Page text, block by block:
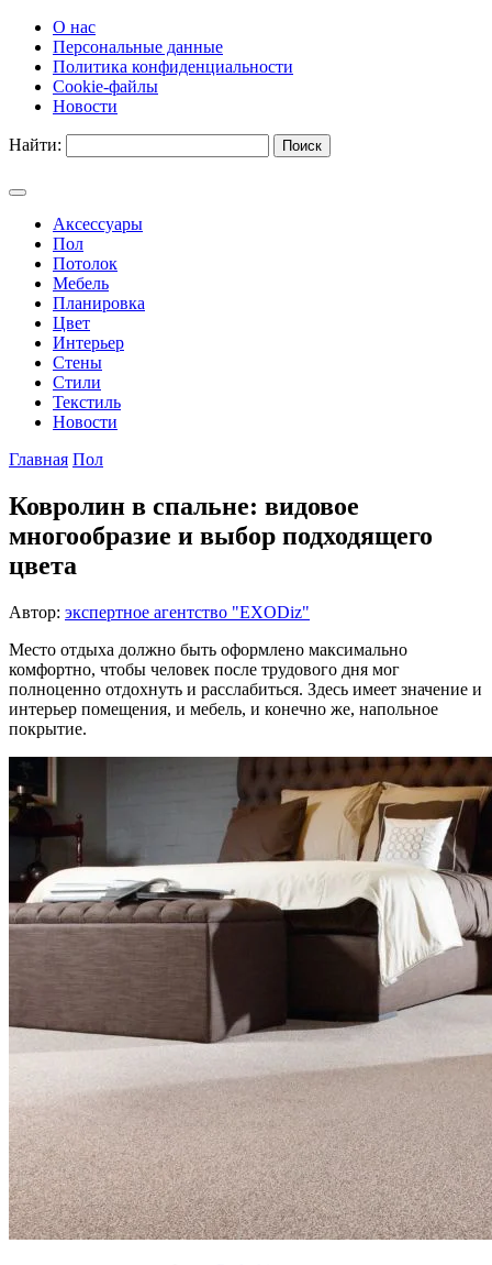
О нас
Персональные данные
Политика конфиденциальности
Cookie-файлы
Новости
Найти:
Аксессуары
Пол
Потолок
Мебель
Планировка
Цвет
Интерьер
Стены
Стили
Текстиль
Новости
Главная Пол
Ковролин в спальне: видовое
многообразие и выбор подходящего
цвета
Автор: экспертное агентство "EXODiz"
Место отдыха должно быть оформлено максимально
комфортно, чтобы человек после трудового дня мог
полноценно отдохнуть и расслабиться. Здесь имеет значение и
интерьер помещения, и мебель, и конечно же, напольное
покрытие.